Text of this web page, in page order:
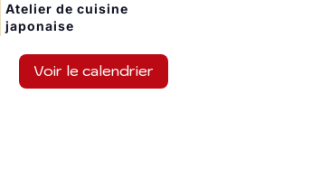
Atelier de cuisine
japonaise
Voir le calendrier